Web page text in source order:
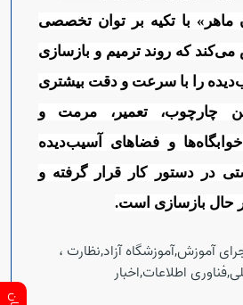
ماهر» با تکیه بر توان تخصصی
می‌کند که روند ترمیم و بازسازی
را با سرعت و دقت بیشتری
چارچوب، تعمیر، مرمت و
و فضاهای آسیب‌دیده
در دستور کار قرار گرفته و
حال بازسازی است.
آموزش,آموزشگاه آزاد,نظارت ،
اطلاعات,اخبار